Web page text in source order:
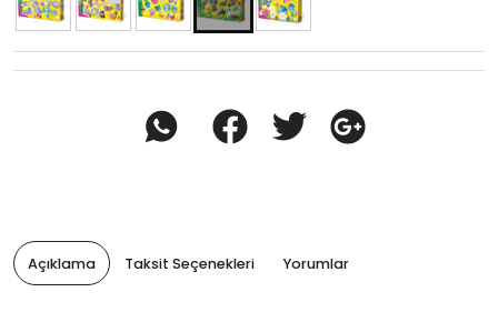
Açıklama Taksit Seçenekleri Yorumlar